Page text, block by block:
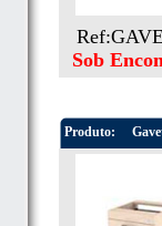
Sob
Produto: